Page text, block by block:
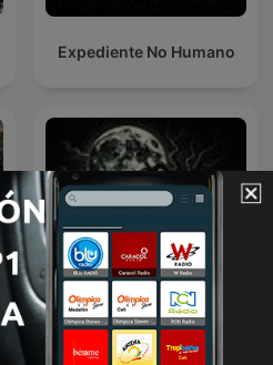
Expediente No Humano
Historias De Terror